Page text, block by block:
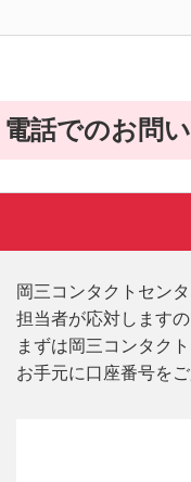
電話でのお問
岡三コンタクトセン
担当者が応対します
まずは岡三コンタク
お手元に口座番号を